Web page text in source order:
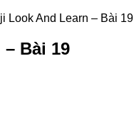
Look And Learn – Bài 19
Bài 19